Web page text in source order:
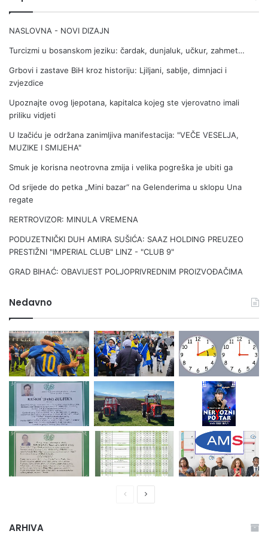
NASLOVNA - NOVI DIZAJN
Turcizmi u bosanskom jeziku: čardak, dunjaluk, učkur, zahmet…
Grbovi i zastave BiH kroz historiju: Ljiljani, sablje, dimnjaci i
zvjezdice
Upoznajte ovog ljepotana, kapitalca kojeg ste vjerovatno imali
priliku vidjeti
U Izačiću je održana zanimljiva manifestacija: "VEČE VESELJA,
MUZIKE I SMIJEHA"
Smuk je korisna neotrovna zmija i velika pogreška je ubiti ga
Od srijede do petka „Mini bazar“ na Gelenderima u sklopu Una
regate
RERTROVIZOR: MINULA VREMENA
PODUZETNIČKI DUH AMIRA SUŠIĆA: SAAZ HOLDING PREUZEO
PRESTIŽNI "IMPERIAL CLUB" LINZ - "CLUB 9"
GRAD BIHAĆ: OBAVIJEST POLJOPRIVREDNIM PROIZVOĐAČIMA
Nedavno
PrethodnaNaredna
ARHIVA